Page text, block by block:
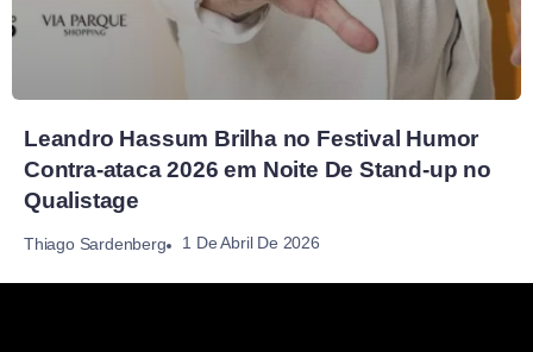
Leandro Hassum Brilha no Festival Humor
Contra-ataca 2026 em Noite De Stand-up no
Qualistage
Thiago Sardenberg 1 De Abril De 2026